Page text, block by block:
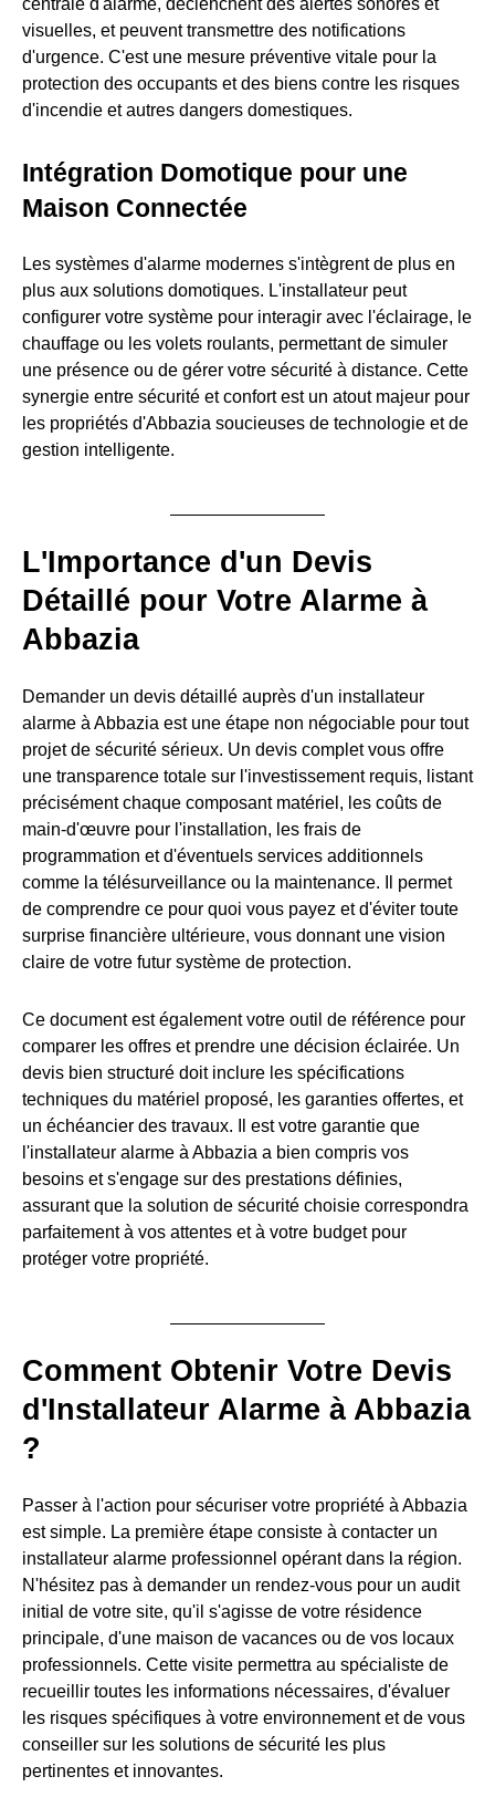
visuelles, et peuvent transmettre des notifications
d'urgence. C'est une mesure préventive vitale pour la
protection des occupants et des biens contre les risques
d'incendie et autres dangers domestiques.
Intégration Domotique pour une
Maison Connectée
Les systèmes d'alarme modernes s'intègrent de plus en
plus aux solutions domotiques. L'installateur peut
configurer votre système pour interagir avec l'éclairage, le
chauffage ou les volets roulants, permettant de simuler
une présence ou de gérer votre sécurité à distance. Cette
synergie entre sécurité et confort est un atout majeur pour
les propriétés d'Abbazia soucieuses de technologie et de
gestion intelligente.
L'Importance d'un Devis
Détaillé pour Votre Alarme à
Abbazia
Demander un devis détaillé auprès d'un installateur
alarme à Abbazia est une étape non négociable pour tout
projet de sécurité sérieux. Un devis complet vous offre
une transparence totale sur l'investissement requis, listant
précisément chaque composant matériel, les coûts de
main-d'œuvre pour l'installation, les frais de
programmation et d'éventuels services additionnels
comme la télésurveillance ou la maintenance. Il permet
de comprendre ce pour quoi vous payez et d'éviter toute
surprise financière ultérieure, vous donnant une vision
claire de votre futur système de protection.
Ce document est également votre outil de référence pour
comparer les offres et prendre une décision éclairée. Un
devis bien structuré doit inclure les spécifications
techniques du matériel proposé, les garanties offertes, et
un échéancier des travaux. Il est votre garantie que
l'installateur alarme à Abbazia a bien compris vos
besoins et s'engage sur des prestations définies,
assurant que la solution de sécurité choisie correspondra
parfaitement à vos attentes et à votre budget pour
protéger votre propriété.
Comment Obtenir Votre Devis
d'Installateur Alarme à Abbazia
?
Passer à l'action pour sécuriser votre propriété à Abbazia
est simple. La première étape consiste à contacter un
installateur alarme professionnel opérant dans la région.
N'hésitez pas à demander un rendez-vous pour un audit
initial de votre site, qu'il s'agisse de votre résidence
principale, d'une maison de vacances ou de vos locaux
professionnels. Cette visite permettra au spécialiste de
recueillir toutes les informations nécessaires, d'évaluer
les risques spécifiques à votre environnement et de vous
conseiller sur les solutions de sécurité les plus
pertinentes et innovantes.